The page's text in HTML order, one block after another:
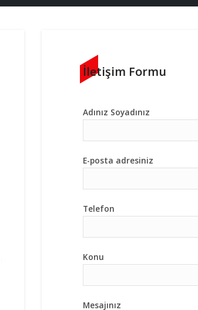
İletişim Formu
Adınız Soyadınız
E-posta adresiniz
Telefon
Konu
Mesajınız